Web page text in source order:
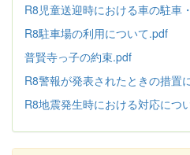
R8児童送迎時における車の駐車
R8駐車場の利用について.pdf
普賢寺っ子の約束.pdf
R8警報が発表されたときの措置
R8地震発生時における対応につ